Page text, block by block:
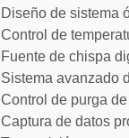
Diseño de sistema
Control de
Fuente de chispa
Sistema avanzado
Control de purga
Captura de datos